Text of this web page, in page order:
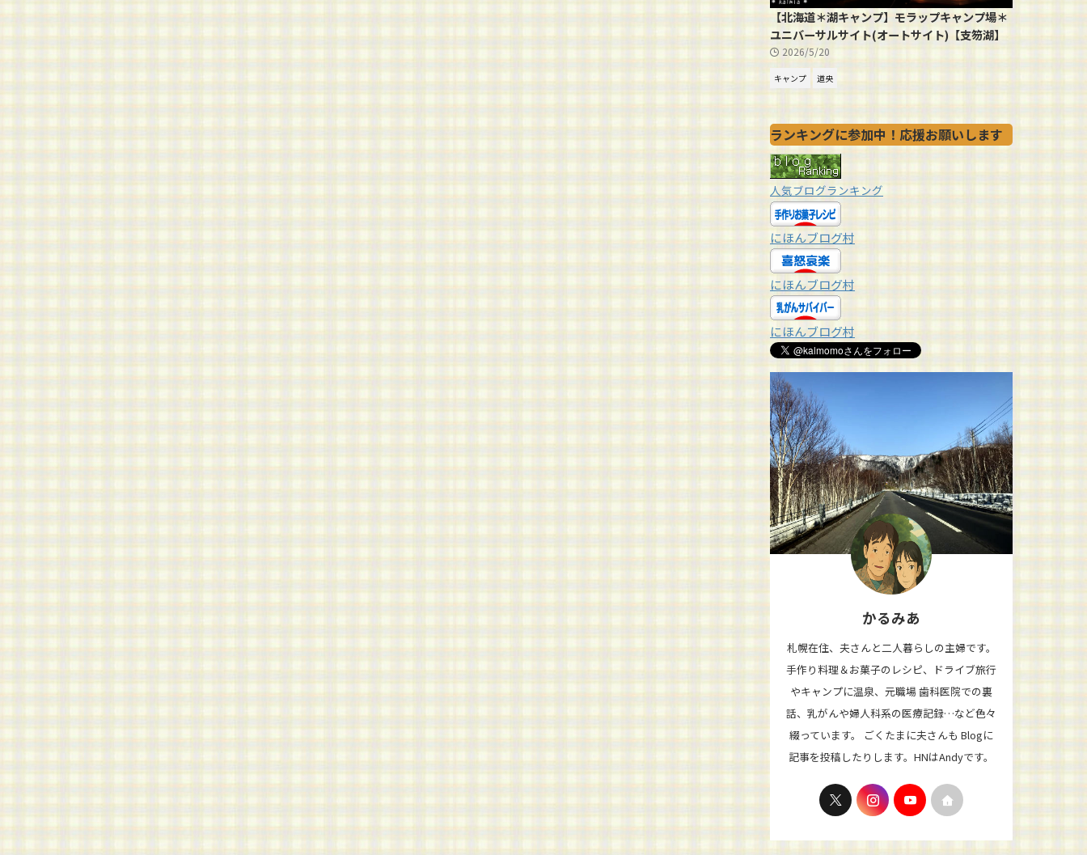
【北海道＊湖キャンプ】モラップキャンプ場＊
ユニバーサルサイト(オートサイト)【支笏湖】
2026/5/20
キャンプ 道央
ランキングに参加中！応援お願いします
人気ブログランキング
にほんブログ村
にほんブログ村
にほんブログ村
かるみあ
札幌在住、夫さんと二人暮らしの主婦です。
手作り料理＆お菓子のレシピ、ドライブ旅行
やキャンプに温泉、元職場 歯科医院での裏
話、乳がんや婦人科系の医療記録…など色々
綴っています。 ごくたまに夫さんも Blogに
記事を投稿したりします。HNはAndyです。